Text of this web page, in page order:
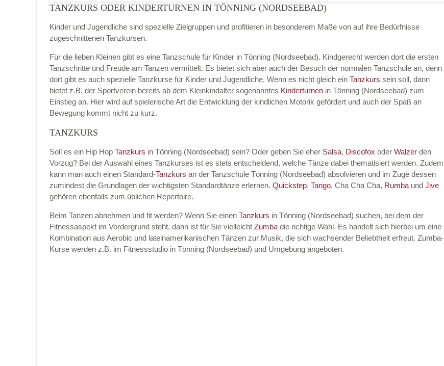
TANZKURS ODER KINDERTURNEN IN TÖNNING (NORDSEEBAD)
Kinder und Jugendliche sind spezielle Zielgruppen und profitieren in besonderem Maße von auf ihre Bedürfnisse
zugeschnittenen Tanzkursen.
Für die lieben Kleinen gibt es eine Tanzschule für Kinder in Tönning (Nordseebad). Kindgerecht werden dort die ersten
Tanzschritte und Freude am Tanzen vermittelt. Es bietet sich aber auch der Besuch der normalen Tanzschule an, denn
dort gibt es auch spezielle Tanzkurse für Kinder und Jugendliche. Wenn es nicht gleich ein Tanzkurs sein soll, dann
bietet z.B. der Sportverein bereits ab dem Kleinkindalter sogenanntes Kinderturnen in Tönning (Nordseebad) zum
Einstieg an. Hier wird auf spielerische Art die Entwicklung der kindlichen Motorik gefördert und auch der Spaß an
Bewegung kommt nicht zu kurz.
TANZKURS
Soll es ein Hip Hop Tanzkurs in Tönning (Nordseebad) sein? Oder geben Sie eher Salsa, Discofox oder Walzer den
Vorzug? Bei der Auswahl eines Tanzkurses ist es stets entscheidend, welche Tänze dabei thematisiert werden. Zudem
kann man auch einen Standard-Tanzkurs an der Tanzschule Tönning (Nordseebad) absolvieren und im Zuge dessen
zumindest die Grundlagen der wichtigsten Standardtänze erlernen. Quickstep, Tango, Cha Cha Cha, Rumba und Jive
gehören ebenfalls zum üblichen Repertoire.
Beim Tanzen abnehmen und fit werden? Wenn Sie einen Tanzkurs in Tönning (Nordseebad) suchen, bei dem der
Fitnessaspekt im Vordergrund steht, dann ist für Sie vielleicht Zumba die richtige Wahl. Es handelt sich hierbei um eine
Kombination aus Aerobic und lateinamerikanischen Tänzen zur Musik, die sich wachsender Beliebtheit erfreut. Zumba-
Kurse werden z.B. im Fitnessstudio in Tönning (Nordseebad) und Umgebung angeboten.